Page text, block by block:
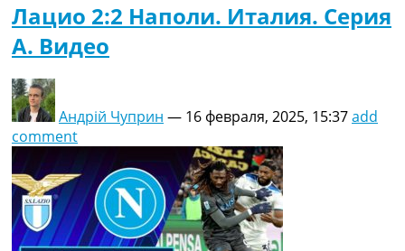
Лацио 2:2 Наполи. Италия. Серия
A. Видео
Андрій Чуприн — 16 февраля, 2025, 15:37add
comment